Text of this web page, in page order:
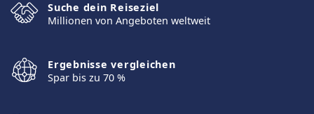
Suche dein Reiseziel
Millionen von Angeboten weltweit
Ergebnisse vergleichen
Spar bis zu 70 %